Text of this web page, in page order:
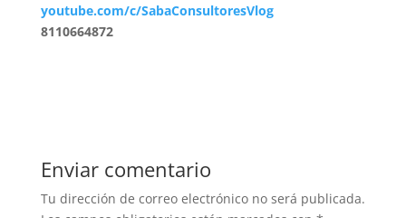
youtube.com/c/SabaConsultoresVlog
8110664872
Enviar comentario
Tu dirección de correo electrónico no será publicada.